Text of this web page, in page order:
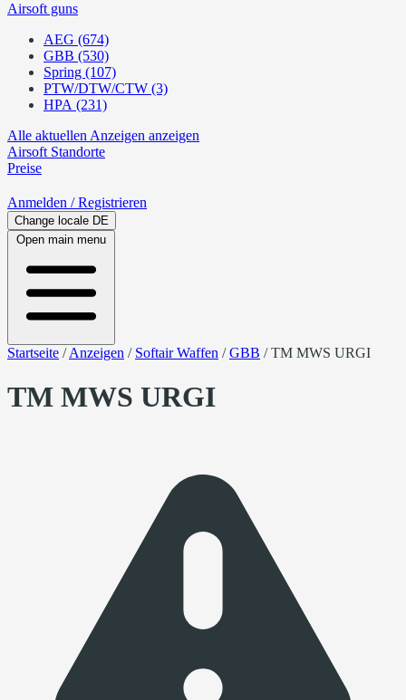
Airsoft guns
AEG (674)
GBB (530)
Spring (107)
PTW/DTW/CTW (3)
HPA (231)
Alle aktuellen Anzeigen anzeigen
Airsoft Standorte
Preise
Anmelden / Registrieren
Change locale DE
Open main menu
Startseite /Anzeigen / Softair Waffen /GBB /TM MWS URGI
TM MWS URGI